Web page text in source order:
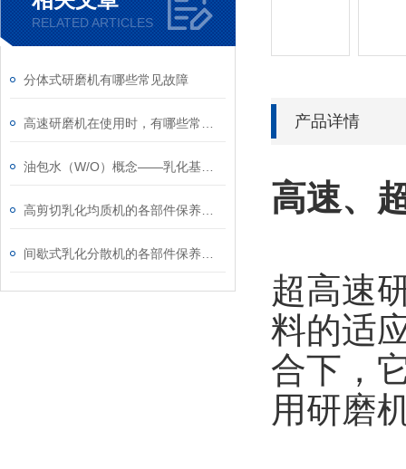
RELATED ARTICLES
分体式研磨机有哪些常见故障
产品详情
高速、
超高速
料的适
合下，
用研磨